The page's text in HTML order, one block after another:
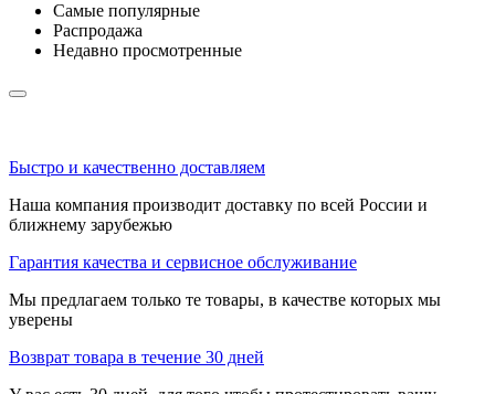
Самые популярные
Распродажа
Недавно просмотренные
Быстро и качественно доставляем
Наша компания производит доставку по всей России и
ближнему зарубежью
Гарантия качества и сервисное обслуживание
Мы предлагаем только те товары, в качестве которых мы
уверены
Возврат товара в течение 30 дней